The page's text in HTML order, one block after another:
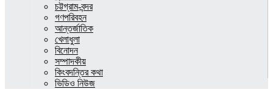
চট্টগ্রাম-বন্দর
গণপরিবহন
আন্তর্জাতিক
খেলাধুলা
বিনোদন
সম্পাদকীয়
কিংবদন্তির কথা
ভিডিও নিউজ